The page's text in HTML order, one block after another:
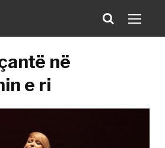
në
e ri